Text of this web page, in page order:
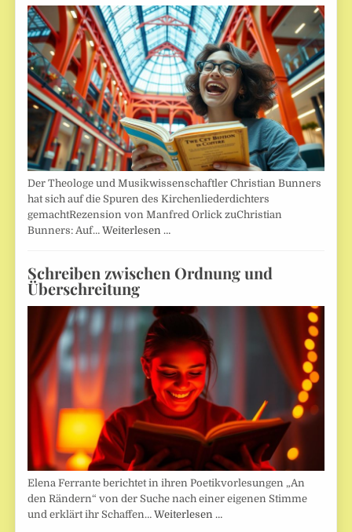
Der Theologe und Musikwissenschaftler Christian Bunners
hat sich auf die Spuren des Kirchenliederdichters
gemachtRezension von Manfred Orlick zuChristian
Bunners: Auf…Weiterlesen …
Schreiben zwischen Ordnung und
Überschreitung
Elena Ferrante berichtet in ihren Poetikvorlesungen „An
den Rändern“ von der Suche nach einer eigenen Stimme
und erklärt ihr Schaffen…Weiterlesen …